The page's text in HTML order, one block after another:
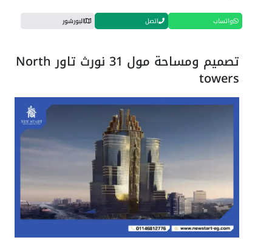
واتساب اتصل البورشور
تصميم ومساحة مول 31 نورث تاور North
towers